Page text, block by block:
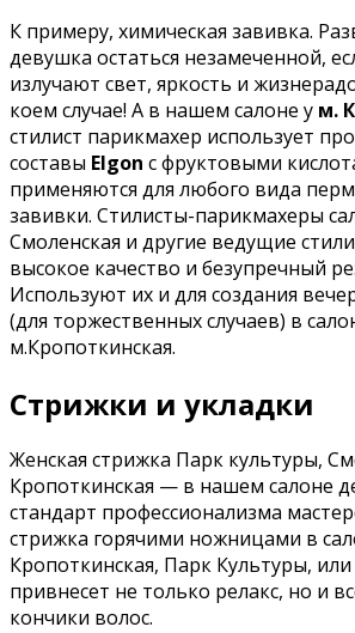
К примеру, химическая завивка.
девушка остаться незамеченной,
излучают свет, яркость и
коем случае! А в нашем салоне у м.
стилист парикмахер использует
составы Elgon с фруктовыми
применяются для любого вида
завивки. Стилисты-парикмахеры
Смоленская и другие ведущие
высокое качество и безупречный
Используют их и для создания
(для торжественных случаев) в
м.Кропоткинская.
Стрижки и укладки
Женская стрижка Парк культуры,
Кропоткинская — в нашем салоне
стандарт профессионализма
стрижка горячими ножницами в
Кропоткинская, Парк Культуры,
привнесет не только релакс, но и
кончики волос.